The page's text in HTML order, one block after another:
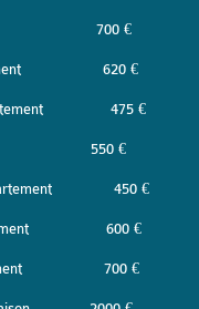
700 €
620 €
475 €
550 €
450 €
600 €
700 €